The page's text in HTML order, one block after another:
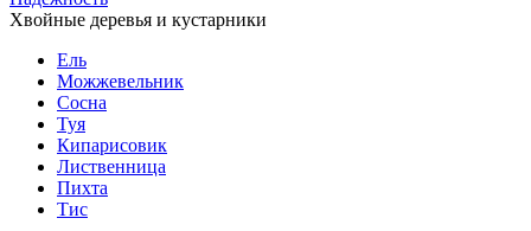
Хвойные деревья и кустарники
Ель
Можжевельник
Сосна
Туя
Кипарисовик
Лиственница
Пихта
Тис